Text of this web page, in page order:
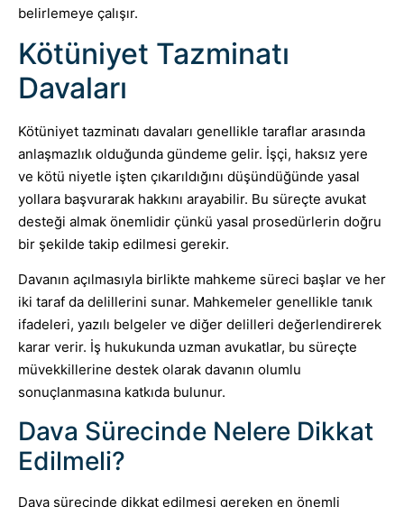
belirlemeye çalışır.
Kötüniyet Tazminatı
Davaları
Kötüniyet tazminatı davaları genellikle taraflar arasında
anlaşmazlık olduğunda gündeme gelir. İşçi, haksız yere
ve kötü niyetle işten çıkarıldığını düşündüğünde yasal
yollara başvurarak hakkını arayabilir. Bu süreçte avukat
desteği almak önemlidir çünkü yasal prosedürlerin doğru
bir şekilde takip edilmesi gerekir.
Davanın açılmasıyla birlikte mahkeme süreci başlar ve her
iki taraf da delillerini sunar. Mahkemeler genellikle tanık
ifadeleri, yazılı belgeler ve diğer delilleri değerlendirerek
karar verir. İş hukukunda uzman avukatlar, bu süreçte
müvekkillerine destek olarak davanın olumlu
sonuçlanmasına katkıda bulunur.
Dava Sürecinde Nelere Dikkat
Edilmeli?
Dava sürecinde dikkat edilmesi gereken en önemli